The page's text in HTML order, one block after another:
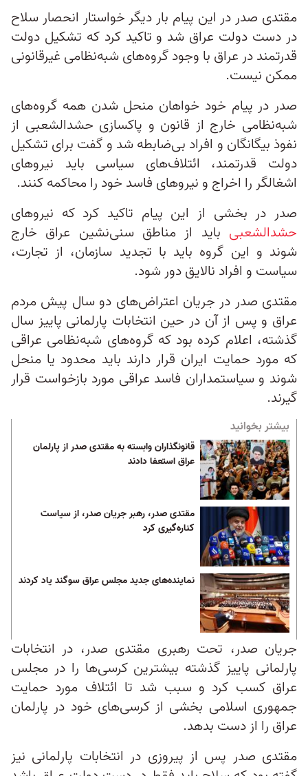
مقتدی صدر در این پیام بار دیگر خواستار انحصار سلاح
در دست دولت عراق شد و تاکید کرد که تشکیل دولت
قدرتمند در عراق با وجود گروه‌های شبه‌نظامی غیرقانونی
ممکن نیست.
صدر در پیام خود خواهان منحل شدن همه گروه‌های
شبه‌نظامی خارج از قانون و پاکسازی حشد‌الشعبی از
نفوذ بیگانگان و افراد بی‌ضابطه شد و گفت برای تشکیل
دولت قدرتمند، ائتلاف‌های سیاسی باید نیروهای
اشغالگر را اخراج و نیروهای فاسد خود را محاکمه کنند.
صدر در بخشی از این پیام تاکید کرد که نیروهای
حشد‌الشعبی باید از مناطق سنی‌نشین عراق خارج
شوند و این گروه باید با تجدید سازمان، از تجارت،
سیاست و افراد نالایق دور شود.
مقتدی صدر در جریان اعتراض‌های دو سال پیش مردم
عراق و پس از آن در حین انتخابات پارلمانی پاییز سال
گذشته، اعلام کرده بود که گروه‌های شبه‌نظامی عراقی
که مورد حمایت ایران قرار دارند باید محدود یا منحل
شوند و سیاستمداران فاسد عراقی مورد بازخواست قرار
گیرند.
بیشتر بخوانید
قانونگذاران وابسته به مقتدی صدر از پارلمان
عراق استعفا دادند
مقتدی صدر، رهبر جریان صدر، از سیاست
کناره‌گیری کرد
نماینده‌های جدید مجلس عراق سوگند یاد کردند
جریان صدر، تحت رهبری مقتدی صدر، در انتخابات
پارلمانی پاییز گذشته بیشترین کرسی‌ها را در مجلس
عراق کسب کرد و سبب شد تا ائتلاف مورد حمایت
جمهوری اسلامی بخشی از کرسی‌های خود در پارلمان
عراق را از دست بدهد.
مقتدی صدر پس از پیروزی در انتخابات پارلمانی نیز